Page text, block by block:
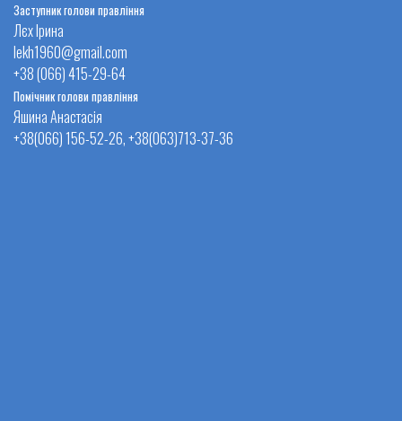
Заступник голови правління
Лєх Ірина
lekh1960@gmail.com
+38 (066) 415-29-64
Помічник голови правління
Яшина Анастасія
+38(066) 156-52-26, +38(063)713-37-36